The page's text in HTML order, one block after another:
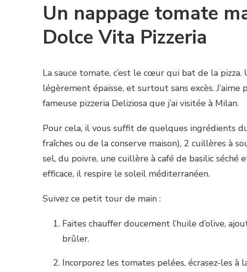
Un nappage tomate
Dolce Vita Pizzeria
La sauce tomate, c’est le cœur qui bat de la
légèrement épaisse, et surtout sans excès.
fameuse pizzeria Deliziosa que j’ai visitée à Milan.
Pour cela, il vous suffit de quelques ingrédients
fraîches ou de la conserve maison), 2 cuillères à
sel, du poivre, une cuillère à café de basilic séché
efficace, il respire le soleil méditerranéen.
Suivez ce petit tour de main :
Faites chauffer doucement l’huile d’olive,
brûler.
Incorporez les tomates pelées, écrasez-les